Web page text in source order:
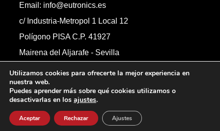
Email: info@eutronics.es
c/ Industria-Metropol 1 Local 12
Polígono PISA C.P. 41927
Mairena del Aljarafe - Sevilla
Formulario de contacto
Todos los derechos reservados.
Utilizamos cookies para ofrecerte la mejor experiencia en
nuestra web.
Puedes aprender más sobre qué cookies utilizamos o
desactivarlas en los ajustes.
Aceptar Rechazar Ajustes